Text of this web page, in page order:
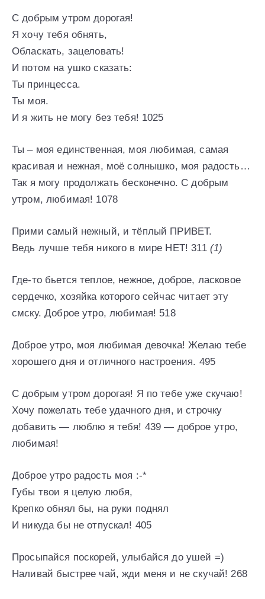
С добрым утром дорогая!
Я хочу тебя обнять,
Обласкать, зацеловать!
И потом на ушко сказать:
Ты принцесса.
Ты моя.
И я жить не могу без тебя! 1025
Ты – моя единственная, моя любимая, самая
красивая и нежная, моё солнышко, моя радость…
Так я могу продолжать бесконечно. С добрым
утром, любимая! 1078
Прими самый нежный, и тёплый ПРИВЕТ.
Ведь лучше тебя никого в мире НЕТ! 311 (1)
Где-то бьется теплое, нежное, доброе, ласковое
сердечко, хозяйка которого сейчас читает эту
смску. Доброе утро, любимая! 518
Доброе утро, моя любимая девочка! Желаю тебе
хорошего дня и отличного настроения. 495
С добрым утром дорогая! Я по тебе уже скучаю!
Хочу пожелать тебе удачного дня, и строчку
добавить — люблю я тебя! 439 — доброе утро,
любимая!
Доброе утро радость моя :-*
Губы твои я целую любя,
Крепко обнял бы, на руки поднял
И никуда бы не отпускал! 405
Просыпайся поскорей, улыбайся до ушей =)
Наливай быстрее чай, жди меня и не скучай! 268